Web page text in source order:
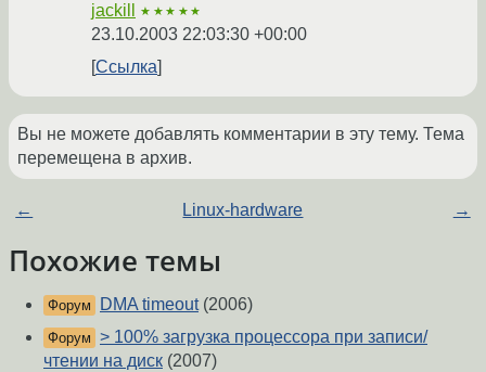
jackill ★★★★★
23.10.2003 22:03:30 +00:00
Ссылка
Вы не можете добавлять комментарии в эту тему. Тема
перемещена в архив.
← Linux-hardware →
Похожие темы
Форум DMA timeout(2006)
Форум > 100% загрузка процессора при записи/
чтении на диск (2007)